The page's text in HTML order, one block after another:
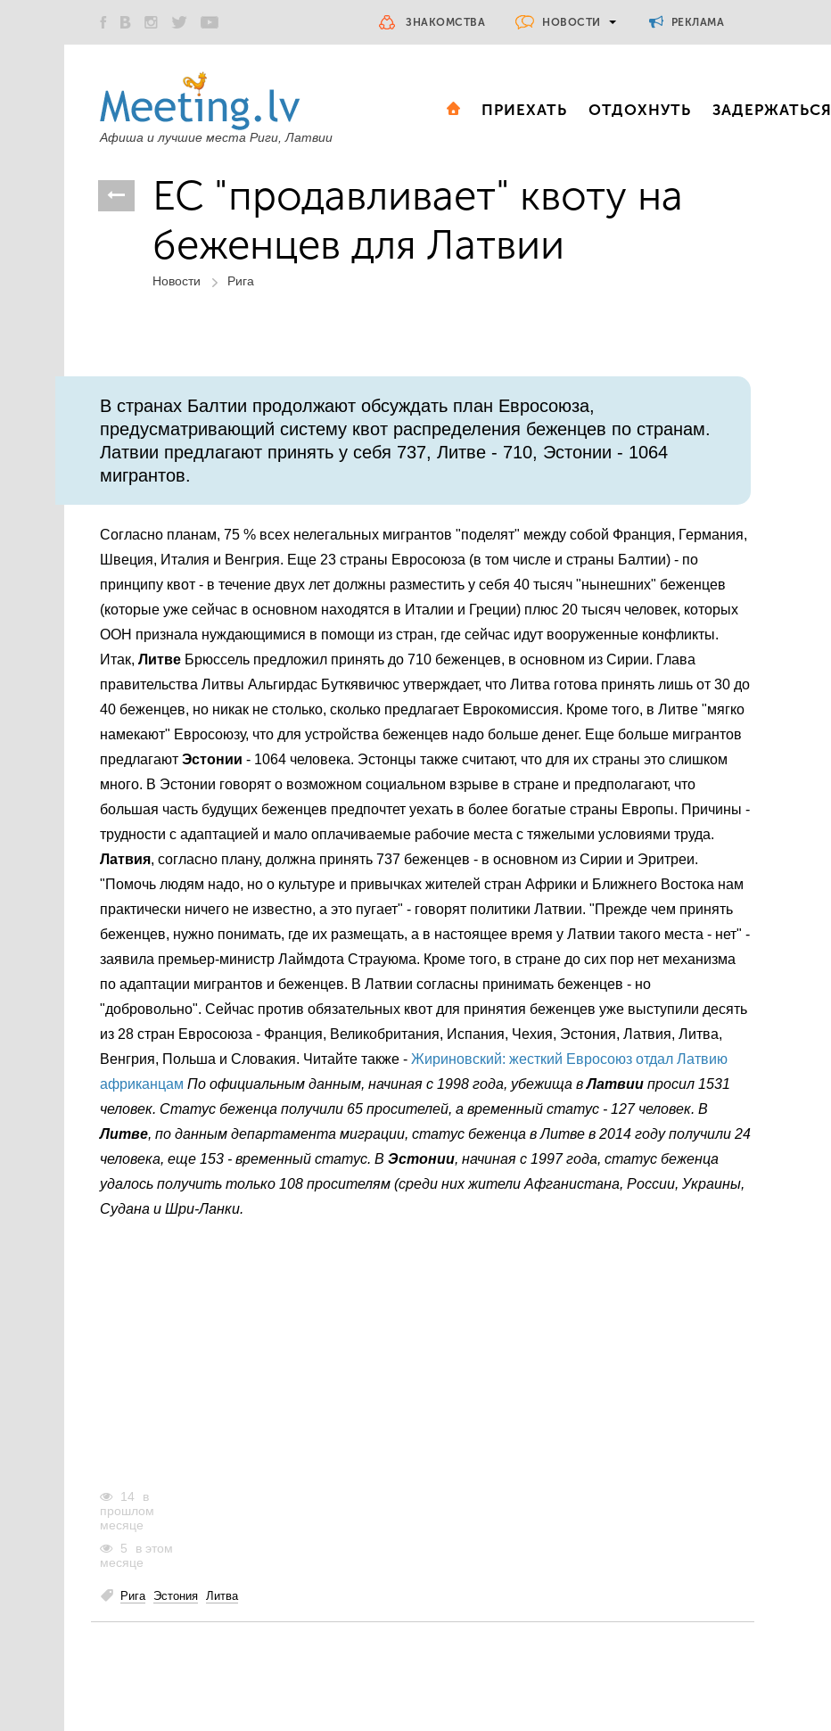
ЗНАКОМСТВА НОВОСТИ РЕКЛАМА
Афиша и лучшие места Риги, Латвии
ПРИЕХАТЬ ОТДОХНУТЬ ЗАДЕРЖАТЬСЯ
ЕС "продавливает" квоту на
беженцев для Латвии
Новости Рига
В странах Балтии продолжают обсуждать план Евросоюза,
предусматривающий систему квот распределения беженцев по странам.
Латвии предлагают принять у себя 737, Литве - 710, Эстонии - 1064
мигрантов.
Согласно планам, 75 % всех нелегальных мигрантов "поделят" между собой Франция, Германия,
Швеция, Италия и Венгрия. Еще 23 страны Евросоюза (в том числе и страны Балтии) - по
принципу квот - в течение двух лет должны разместить у себя 40 тысяч "нынешних" беженцев
(которые уже сейчас в основном находятся в Италии и Греции) плюс 20 тысяч человек, которых
ООН признала нуждающимися в помощи из стран, где сейчас идут вооруженные конфликты.
Итак, Литве Брюссель предложил принять до 710 беженцев, в основном из Сирии. Глава
правительства Литвы Альгирдас Буткявичюс утверждает, что Литва готова принять лишь от 30 до
40 беженцев, но никак не столько, сколько предлагает Еврокомиссия. Кроме того, в Литве "мягко
намекают" Евросоюзу, что для устройства беженцев надо больше денег. Еще больше мигрантов
предлагают Эстонии - 1064 человека. Эстонцы также считают, что для их страны это слишком
много. В Эстонии говорят о возможном социальном взрыве в стране и предполагают, что
большая часть будущих беженцев предпочтет уехать в более богатые страны Европы. Причины -
трудности с адаптацией и мало оплачиваемые рабочие места с тяжелыми условиями труда.
Латвия, согласно плану, должна принять 737 беженцев - в основном из Сирии и Эритреи.
"Помочь людям надо, но о культуре и привычках жителей стран Африки и Ближнего Востока нам
практически ничего не известно, а это пугает" - говорят политики Латвии. "Прежде чем принять
беженцев, нужно понимать, где их размещать, а в настоящее время у Латвии такого места - нет" -
заявила премьер-министр Лаймдота Страуюма. Кроме того, в стране до сих пор нет механизма
по адаптации мигрантов и беженцев. В Латвии согласны принимать беженцев - но
"добровольно". Сейчас против обязательных квот для принятия беженцев уже выступили десять
из 28 стран Евросоюза - Франция, Великобритания, Испания, Чехия, Эстония, Латвия, Литва,
Венгрия, Польша и Словакия. Читайте также - Жириновский: жесткий Евросоюз отдал Латвию
африканцам По официальным данным, начиная с 1998 года, убежища вЛатвии просил 1531
человек. Статус беженца получили 65 просителей, а временный статус - 127 человек. В
Литве, по данным департамента миграции, статус беженца в Литве в 2014 году получили 24
человека, еще 153 - временный статус. В Эстонии, начиная с 1997 года, статус беженца
удалось получить только 108 просителям (среди них жители Афганистана, России, Украины,
Судана и Шри-Ланки.
14
в
прошлом
месяце
5
в этом
месяце
Рига Эстония Литва